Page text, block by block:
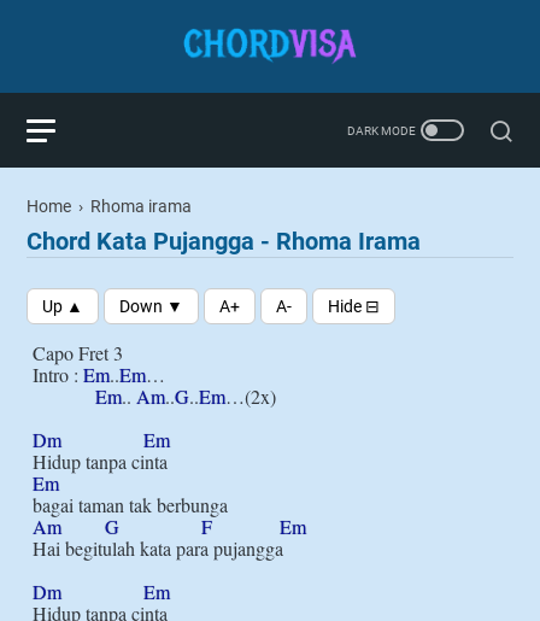
Home › Rhoma irama
Chord Kata Pujangga - Rhoma Irama
Capo Fret 3
Intro : Em..Em…
Em.. Am..G..Em…(2x)
Dm
Em
Em
Am
G F
Em
Hai begitulah kata para pujangga
Dm
Em